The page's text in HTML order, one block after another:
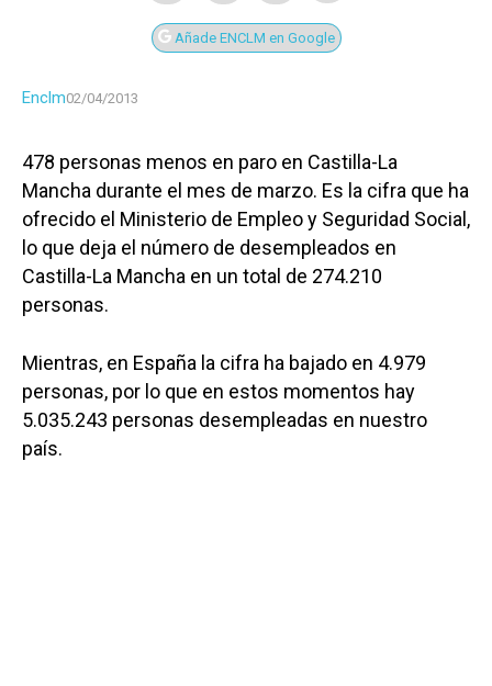
Añade ENCLM en Google
Enclm02/04/2013
478 personas menos en paro en Castilla-La
Mancha durante el mes de marzo. Es la cifra que ha
ofrecido el Ministerio de Empleo y Seguridad Social,
lo que deja el número de desempleados en
Castilla-La Mancha en un total de 274.210
personas.
Mientras, en España la cifra ha bajado en 4.979
personas, por lo que en estos momentos hay
5.035.243 personas desempleadas en nuestro
país.